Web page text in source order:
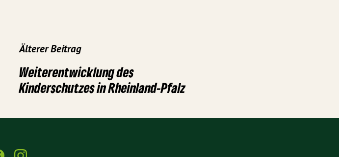
Älterer Beitrag
Weiterentwicklung des
Kinderschutzes in Rheinland-Pfalz